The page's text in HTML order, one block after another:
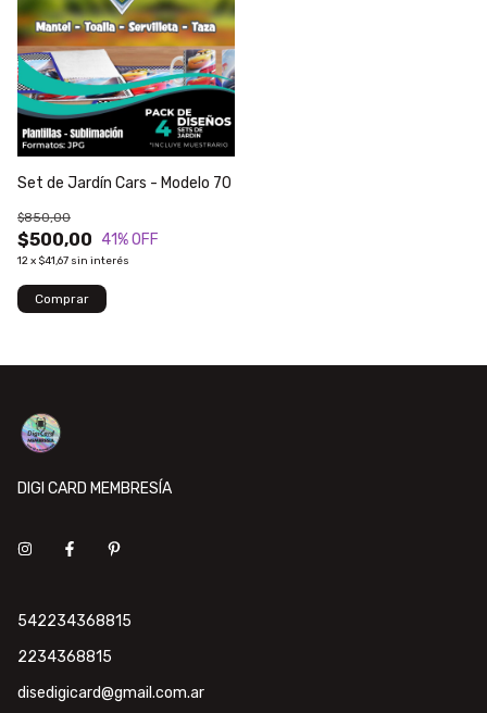
Set de Jardín Cars - Modelo 70
$500,00
$850,00
41% OFF
12x $41,67 sin interés
DIGI CARD MEMBRESÍA
542234368815
2234368815
disedigicard@gmail.com.ar